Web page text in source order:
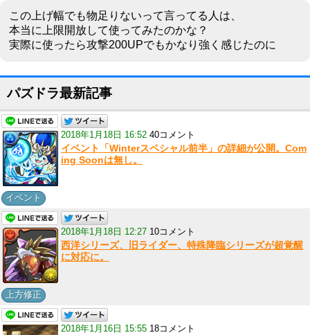
この上げ幅でも物足りないって言ってる人は、
本当に上限開放して使ってみたのかな？
実際に使ったら攻撃200UPでもかなり強く感じたのに
パズドラ最新記事
2018年1月18日 16:52 40コメント
イベント「Winterスペシャル前半」の詳細が公開。Com
ing Soonは無し。
イベント
2018年1月18日 12:27 10コメント
西洋シリーズ、旧ライダー、特殊降臨シリーズが超覚醒
に対応に。
上方修正
2018年1月16日 15:55 18コメント